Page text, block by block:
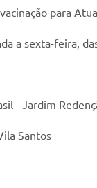
para
a sexta-feira,
- Jardim
Santos